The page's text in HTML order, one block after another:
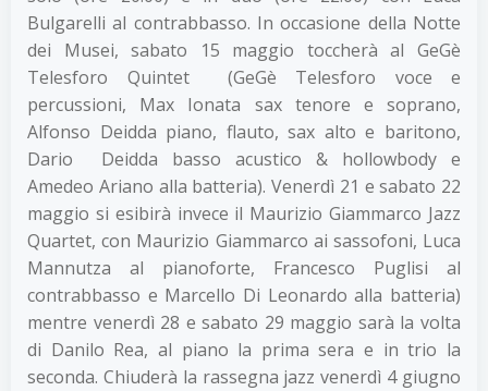
Bulgarelli al contrabbasso. In occasione della Notte
dei Musei, sabato 15 maggio toccherà al GeGè
Telesforo Quintet (GeGè Telesforo voce e
percussioni, Max Ionata sax tenore e soprano,
Alfonso Deidda piano, flauto, sax alto e baritono,
Dario Deidda basso acustico & hollowbody e
Amedeo Ariano alla batteria). Venerdì 21 e sabato 22
maggio si esibirà invece il Maurizio Giammarco Jazz
Quartet, con Maurizio Giammarco ai sassofoni, Luca
Mannutza al pianoforte, Francesco Puglisi al
contrabbasso e Marcello Di Leonardo alla batteria)
mentre venerdì 28 e sabato 29 maggio sarà la volta
di Danilo Rea, al piano la prima sera e in trio la
seconda. Chiuderà la rassegna jazz venerdì 4 giugno